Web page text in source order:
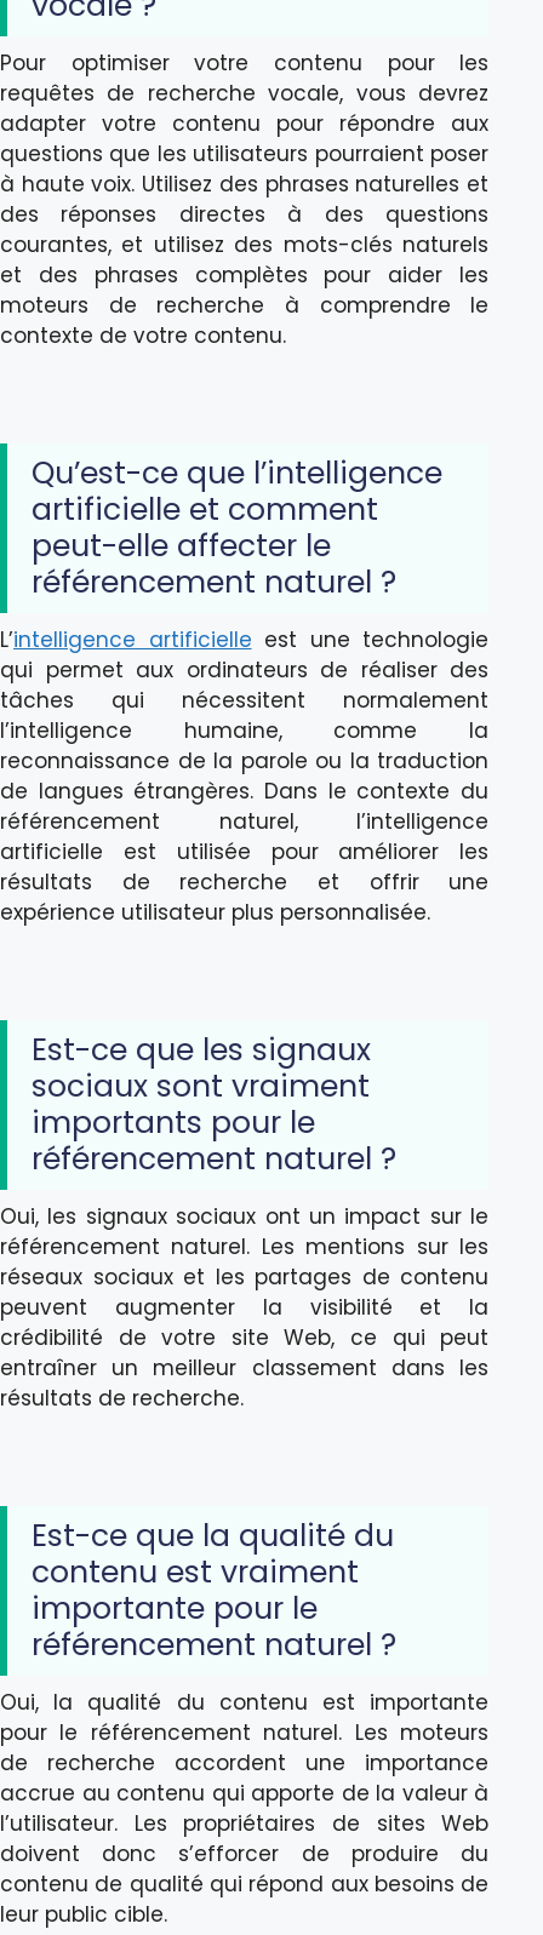
Pour optimiser votre contenu pour les
requêtes de recherche vocale, vous devrez
adapter votre contenu pour répondre aux
questions que les utilisateurs pourraient poser
à haute voix. Utilisez des phrases naturelles et
des réponses directes à des questions
courantes, et utilisez des mots-clés naturels
et des phrases complètes pour aider les
moteurs de recherche à comprendre le
contexte de votre contenu.
Qu’est-ce que l’intelligence
artificielle et comment
peut-elle affecter le
référencement naturel ?
L’intelligence artificielle est une technologie
qui permet aux ordinateurs de réaliser des
tâches qui nécessitent normalement
l’intelligence humaine, comme la
reconnaissance de la parole ou la traduction
de langues étrangères. Dans le contexte du
référencement naturel, l’intelligence
artificielle est utilisée pour améliorer les
résultats de recherche et offrir une
expérience utilisateur plus personnalisée.
Est-ce que les signaux
sociaux sont vraiment
importants pour le
référencement naturel ?
Oui, les signaux sociaux ont un impact sur le
référencement naturel. Les mentions sur les
réseaux sociaux et les partages de contenu
peuvent augmenter la visibilité et la
crédibilité de votre site Web, ce qui peut
entraîner un meilleur classement dans les
résultats de recherche.
Est-ce que la qualité du
contenu est vraiment
importante pour le
référencement naturel ?
Oui, la qualité du contenu est importante
pour le référencement naturel. Les moteurs
de recherche accordent une importance
accrue au contenu qui apporte de la valeur à
l’utilisateur. Les propriétaires de sites Web
doivent donc s’efforcer de produire du
contenu de qualité qui répond aux besoins de
leur public cible.